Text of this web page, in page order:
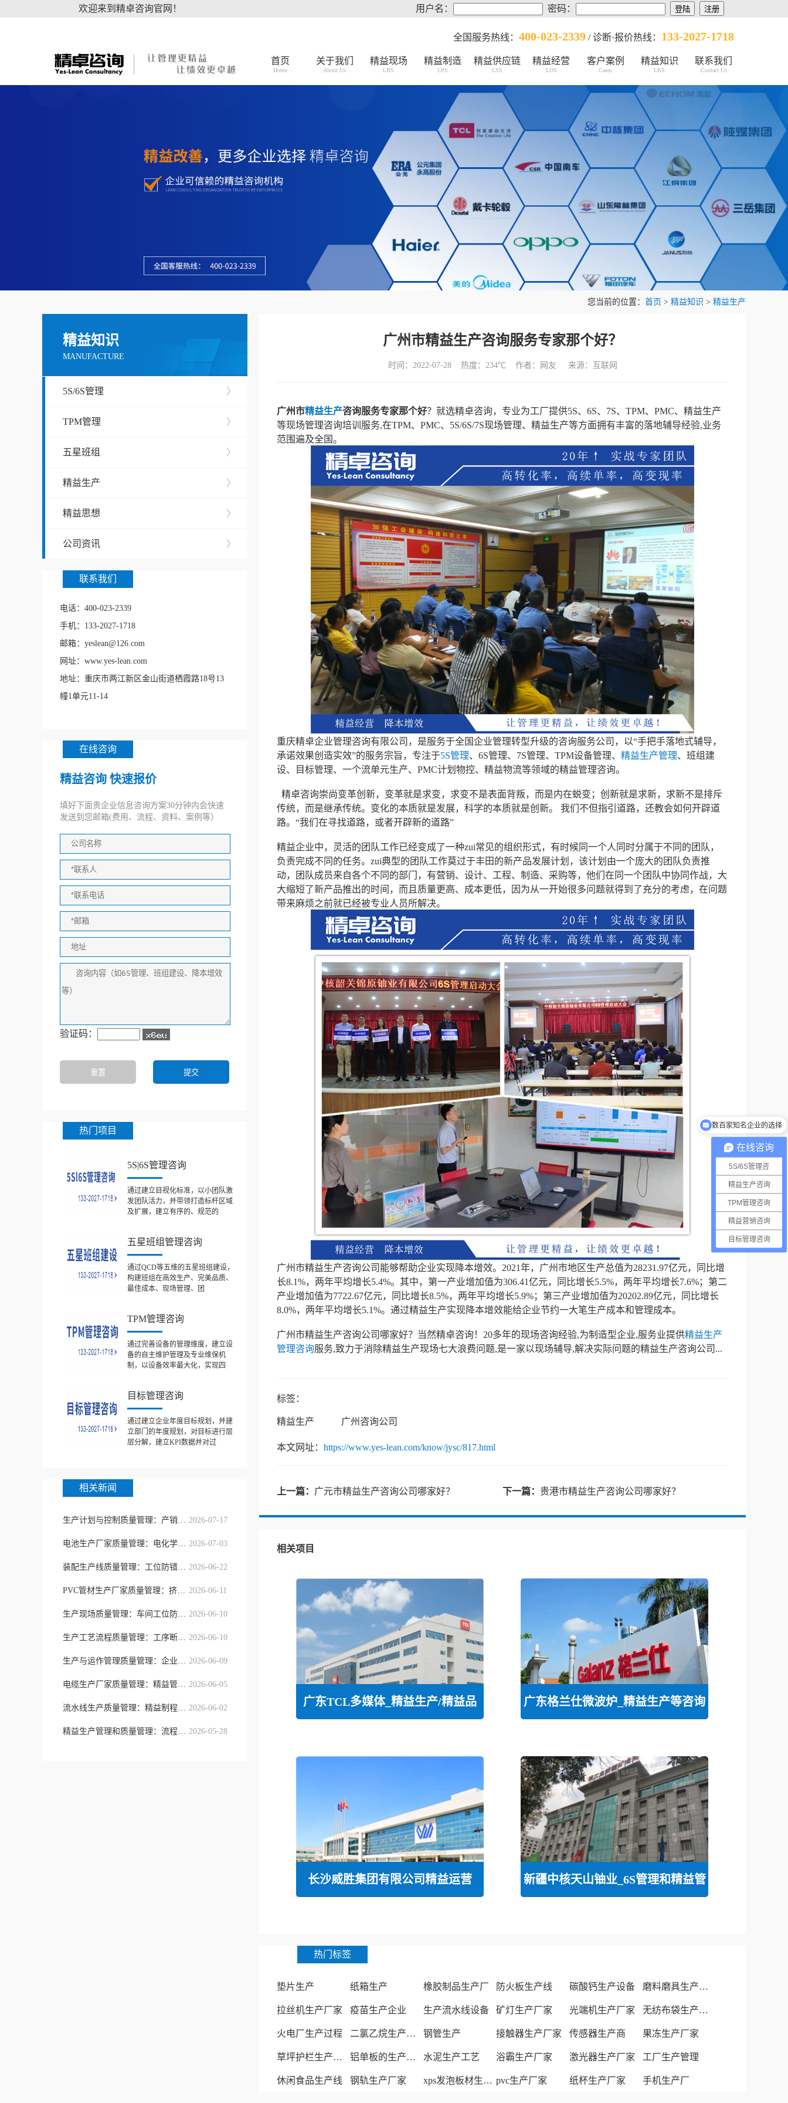
欢迎来到精卓咨询官网！ 用户名： 密码：
全国服务热线： 400-023-2339 / 诊断·报价热线： 133-2027-1718
首页
Home
关于我们
About Us
精益现场
LBS
精益制造
LPS
精益供应链
LSS
精益经营
LOS
客户案例
Cases
精益知识
LKS
联系我们
Contact Us
您当前的位置： 首页 > 精益知识 > 精益生产
精益知识
MANUFACTURE
5S/6S管理 〉
TPM管理 〉
五星班组 〉
精益生产 〉
精益思想 〉
公司资讯 〉
联系我们
电话：400-023-2339
手机：133-2027-1718
邮箱：yeslean@126.com
网址：www.yes-lean.com
地址：重庆市两江新区金山街道栖霞路18号13
幢1单元11-14
在线咨询
精益咨询 快速报价
填好下面贵企业信息咨询方案30分钟内会快速
发送到您邮箱(费用、流程、资料、案例等）
验证码：
热门项目
5S|6S管理咨询
通过建立目视化标准，以小团队激
发团队活力，并带领打造标杆区域
及扩展，建立有序的、规范的
五星班组管理咨询
通过QCD等五维的五星班组建设，
构建班组在高效生产、完美品质、
最佳成本、现场管理、团
TPM管理咨询
通过完善设备的管理维度，建立设
备的自主维护管理及专业维保机
制，以设备效率最大化，实现四
目标管理咨询
通过建立企业年度目标规划，并建
立部门的年度规划，对目标进行层
层分解，建立KPI数据并对过
相关新闻
生产计划与控制质量管理：产销协同精 2026-07-17
电池生产厂家质量管理：电化学一致性 2026-07-03
装配生产线质量管理：工位防错与节拍 2026-06-22
PVC管材生产厂家质量管理：挤出制程 2026-06-11
生产现场质量管理：车间工位防错与精 2026-06-10
生产工艺流程质量管理：工序断点防控 2026-06-10
生产与运作管理质量管理：企业全域流 2026-06-09
电缆生产厂家质量管理：精益管控模式 2026-06-05
流水线生产质量管理：精益制程、工序 2026-06-02
精益生产管理和质量管理：流程提质与 2026-05-28
广州市精益生产咨询服务专家那个好？
时间：2022-07-28 热度： 234℃ 作者：网友 来源：互联网
广州市精益生产咨询服务专家那个好？就选精卓咨询，专业为工厂提供5S、6S、7S、TPM、PMC、精益生产
等现场管理咨询培训服务,在TPM、PMC、5S/6S/7S现场管理、精益生产等方面拥有丰富的落地辅导经验,业务
范围遍及全国。
重庆精卓企业管理咨询有限公司，是服务于全国企业管理转型升级的咨询服务公司，以“手把手落地式辅导，
承诺效果创造实效”的服务宗旨，专注于5S管理、6S管理、7S管理、TPM设备管理、 精益生产管理、班组建
设、目标管理、一个流单元生产、PMC计划物控、精益物流等领域的精益管理咨询。
精卓咨询崇尚变革创新，变革就是求变，求变不是表面背叛，而是内在蜕变；创新就是求新，求新不是排斥
传统，而是继承传统。变化的本质就是发展，科学的本质就是创新。 我们不但指引道路，还教会如何开辟道
路。“我们在寻找道路，或者开辟新的道路”
精益企业中，灵活的团队工作已经变成了一种zui常见的组织形式，有时候同一个人同时分属于不同的团队，
负责完成不同的任务。zui典型的团队工作莫过于丰田的新产品发展计划，该计划由一个庞大的团队负责推
动，团队成员来自各个不同的部门，有营销、设计、工程、制造、采购等，他们在同一个团队中协同作战，大
大缩短了新产品推出的时间，而且质量更高、成本更低，因为从一开始很多问题就得到了充分的考虑，在问题
带来麻烦之前就已经被专业人员所解决。
广州市精益生产咨询公司能够帮助企业实现降本增效。2021年，广州市地区生产总值为28231.97亿元，同比增
长8.1%，两年平均增长5.4%。其中，第一产业增加值为306.41亿元，同比增长5.5%，两年平均增长7.6%；第二
产业增加值为7722.67亿元，同比增长8.5%，两年平均增长5.9%；第三产业增加值为20202.89亿元，同比增长
8.0%，两年平均增长5.1%。通过精益生产实现降本增效能给企业节约一大笔生产成本和管理成本。
广州市精益生产咨询公司哪家好？当然精卓咨询！20多年的现场咨询经验,为制造型企业,服务业提供精益生产
管理咨询服务,致力于消除精益生产现场七大浪费问题,是一家以现场辅导,解决实际问题的精益生产咨询公司...
标签：
精益生产 广州咨询公司
本文网址： https://www.yes-lean.com/know/jysc/817.html
上一篇： 广元市精益生产咨询公司哪家好？ 下一篇： 贵港市精益生产咨询公司哪家好？
相关项目
广东TCL多媒体_精益生产/精益品 广东格兰仕微波炉_精益生产等咨询
长沙威胜集团有限公司精益运营 新疆中核天山铀业_6S管理和精益管
热门标签
垫片生产 纸箱生产 橡胶制品生产厂 防火板生产线 碳酸钙生产设备 磨料磨具生产厂家
拉丝机生产厂家 疫苗生产企业 生产流水线设备 矿灯生产厂家 光端机生产厂家 无纺布袋生产厂家
火电厂生产过程 二氯乙烷生产厂家 钢管生产 接触器生产厂家 传感器生产商 果冻生产厂家
草坪护栏生产厂家 铝单板的生产厂家 水泥生产工艺 浴霸生产厂家 激光器生产厂家 工厂生产管理
休闲食品生产线 钢轨生产厂家 xps发泡板材生产线 pvc生产厂家 纸杯生产厂家 手机生产厂
在线咨询
5S/6S管理咨
精益生产咨询
TPM管理咨询
精益营销咨询
目标管理咨询
数百家知名企业的选择